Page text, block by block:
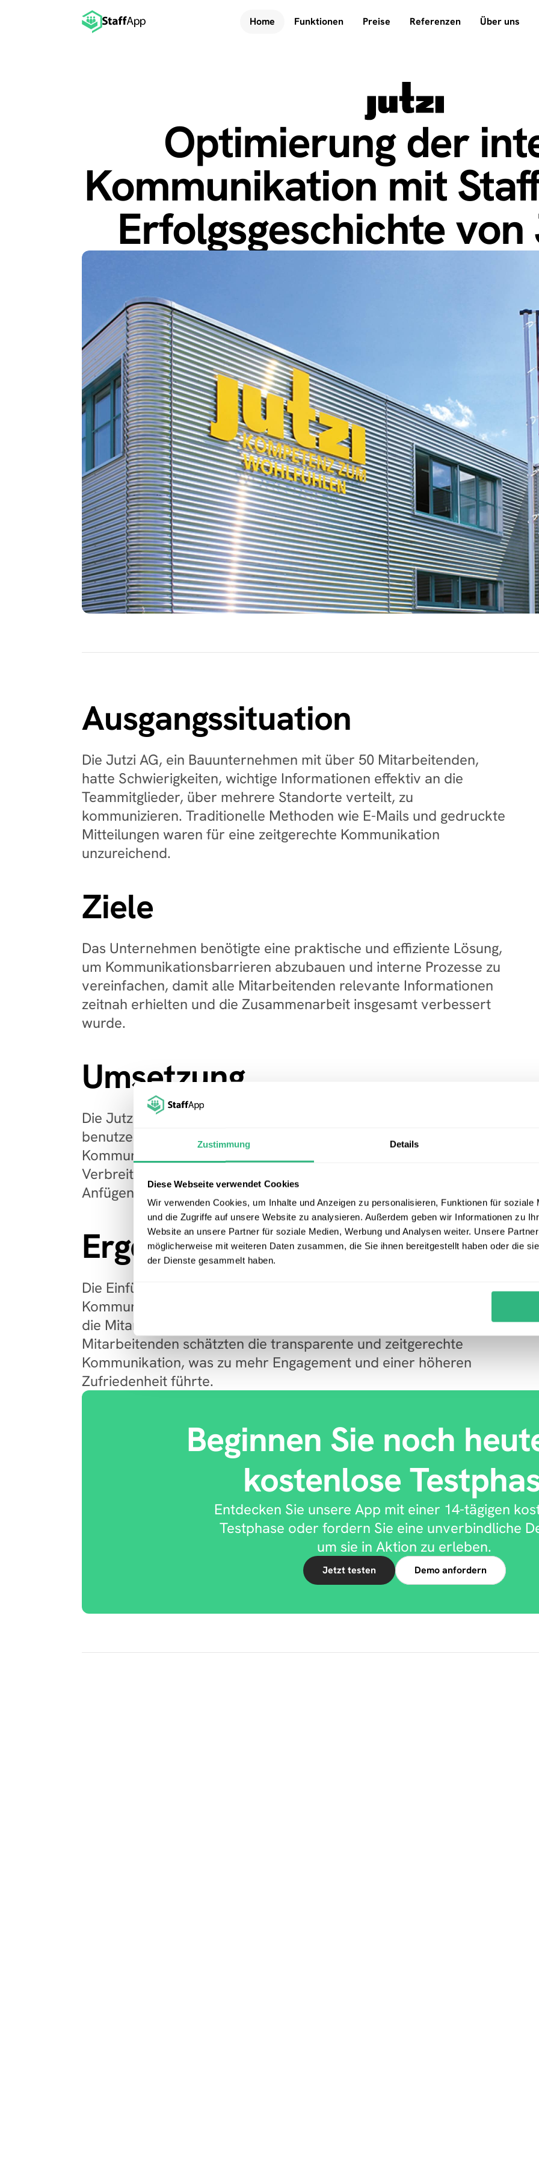
Zustimmung Details
Diese Webseite verwendet Cookies
Wir verwenden Cookies, um Inhalte und Anzeigen zu personalisieren, Funktionen für soziale
und die Zugriffe auf unsere Website zu analysieren. Außerdem geben wir Informationen zu
Website an unsere Partner für soziale Medien, Werbung und Analysen weiter. Unsere
möglicherweise mit weiteren Daten zusammen, die Sie ihnen bereitgestellt haben oder die
der Dienste gesammelt haben.
Home Funktionen Preise Referenzen Über uns
Optimierung der
Kommunikation mit
Erfolgsgeschichte von
Ausgangssituation
Die Jutzi AG, ein Bauunternehmen mit über 50 Mitarbeitenden,
hatte Schwierigkeiten, wichtige Informationen effektiv an die
Teammitglieder, über mehrere Standorte verteilt, zu
kommunizieren. Traditionelle Methoden wie E-Mails und gedruckte
Mitteilungen waren für eine zeitgerechte Kommunikation
unzureichend.
Ziele
Das Unternehmen benötigte eine praktische und effiziente Lösung,
um Kommunikationsbarrieren abzubauen und interne Prozesse zu
vereinfachen, damit alle Mitarbeitenden relevante Informationen
zeitnah erhielten und die Zusammenarbeit insgesamt verbessert
wurde.
Umsetzung
Die Jutzi AG führte StaffApp ein, eine flexible und
benutzerfreundliche Plattform, die darauf abzielt, die interne
Kommunikation zu verbessern. Die App ermöglichte die schnelle
Verbreitung von Nachrichten, die Erstellung von Umfragen und das
Anfügen wichtiger Dokumente direkt auf die personalisierte App.
Ergebnis
Die Einführung von StaffApp verbesserte die interne
Kommunikation erheblich, optimierte die Arbeitsabläufe und bezog
die Mitarbeitenden aktiv in die Unternehmensprozesse ein. Die
Mitarbeitenden schätzten die transparente und zeitgerechte
Kommunikation, was zu mehr Engagement und einer höheren
Zufriedenheit führte.
Beginnen Sie noch
kostenlose
Entdecken Sie unsere App mit einer 14-tägigen
Testphase oder fordern Sie eine unverbindliche
um sie in Aktion zu erleben.
Jetzt testen Demo anfordern